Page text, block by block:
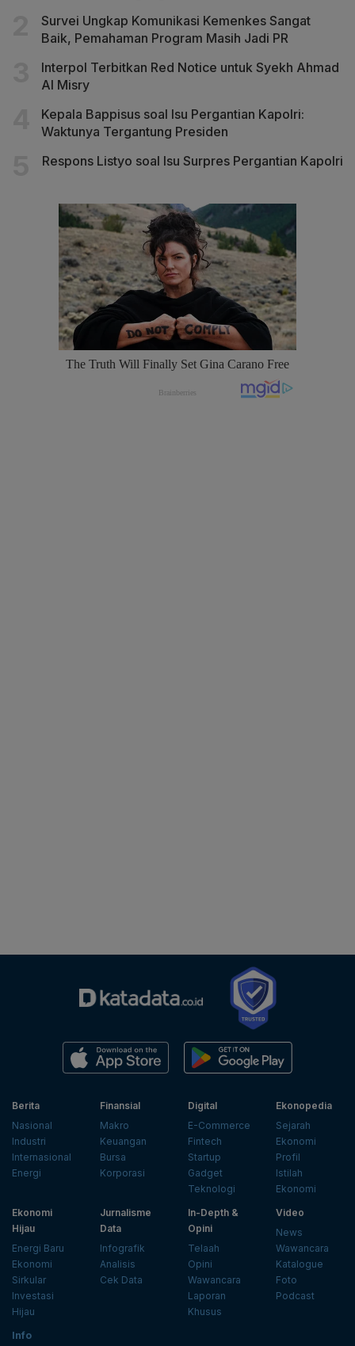
Survei Ungkap Komunikasi Kemenkes Sangat
Baik, Pemahaman Program Masih Jadi PR
Interpol Terbitkan Red Notice untuk Syekh Ahmad
Al Misry
Kepala Bappisus soal Isu Pergantian Kapolri:
Waktunya Tergantung Presiden
Respons Listyo soal Isu Surpres Pergantian Kapolri
Berita
Nasional
Industri
Internasional
Energi
Finansial
Makro
Keuangan
Bursa
Korporasi
Digital
E-Commerce
Fintech
Startup
Gadget
Teknologi
Ekonopedia
Sejarah
Ekonomi
Profil
Istilah
Ekonomi
Ekonomi
Hijau
Energi Baru
Ekonomi
Sirkular
Investasi
Hijau
Jurnalisme
Data
Infografik
Analisis
Cek Data
In-Depth &
Opini
Telaah
Opini
Wawancara
Laporan
Khusus
Video
News
Wawancara
Katalogue
Foto
Podcast
Info